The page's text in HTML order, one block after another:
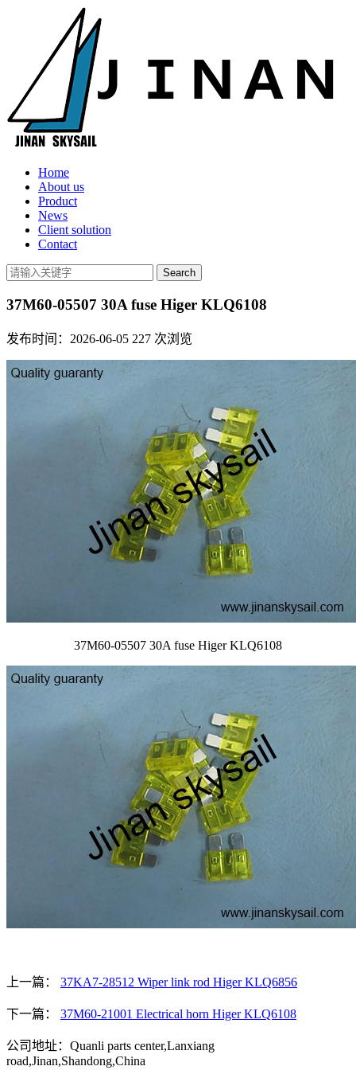
Home
About us
Product
News
Client solution
Contact
37M60-05507 30A fuse Higer KLQ6108
发布时间：2026-06-05 227 次浏览
37M60-05507 30A fuse Higer KLQ6108
上一篇： 37KA7-28512 Wiper link rod Higer KLQ6856
下一篇： 37M60-21001 Electrical horn Higer KLQ6108
公司地址：Quanli parts center,Lanxiang
road,Jinan,Shandong,China